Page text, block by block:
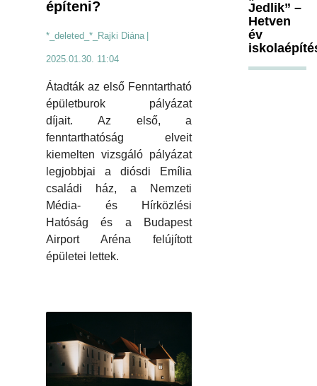
építeni?
*_deleted_*_Rajki Diána
2025.01.30. 11:04
Átadták az első Fenntartható
épületburok pályázat
díjait. Az első, a
fenntarthatóság elveit
kiemelten vizsgáló pályázat
legjobbjai a diósdi Emília
családi ház, a Nemzeti
Média- és Hírközlési
Hatóság és a Budapest
Airport Aréna felújított
épületei lettek.
Jedlik” –
Hetven
év